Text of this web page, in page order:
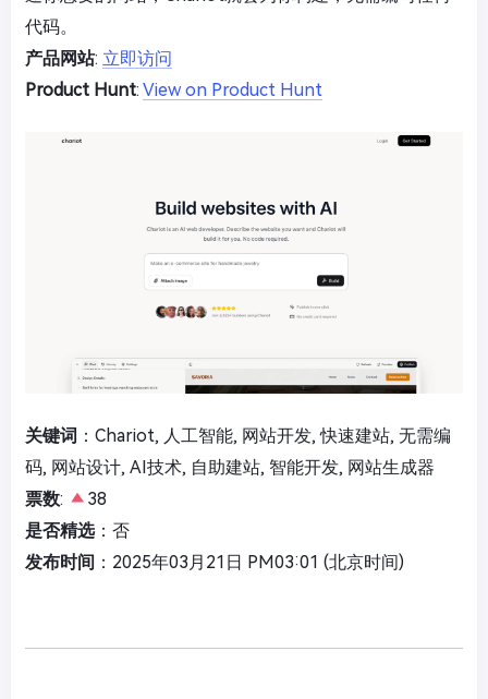
代码。
产品网站: 立即访问
Product Hunt: View on Product Hunt
关键词 ：Chariot, 人工智能, 网站开发, 快速建站, 无需编
码, 网站设计, AI技术, 自助建站, 智能开发, 网站生成器
票数:
38
是否精选：否
发布时间 ：2025年03月21日 PM03:01 (北京时间)